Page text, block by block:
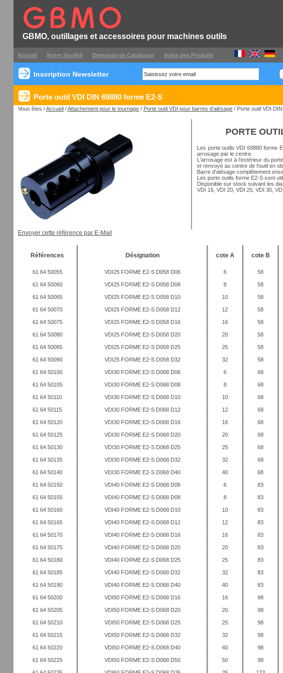
GBMO, outillages et accessoires pour machines outils
Accueil Notre Société Demande de Catalogue Index des Produits
Inscription Newsletter
Porte outil VDI DIN 69880 forme E2-S
Vous êtes /Accueil /Attachement pour le tournage / Porte outil VDI pour barres d’alésage / Porte outil VDI
PORTE
Les porte outils VDI 69880 forme
arrosage par le centre.
L'arrosage est à l'extérieur du
et renvoyé au centre de l'outil en
Barre d'alésage complètement
Les porte outils forme E2-S sont
Disponible sur stock suivant les
VDI 16, VDI 20, VDI 25, VDI 30,
Envoyer cette référence par E-Mail
Références Désignation cote A cote B
61 64 50055 VDI25 FORME E2-S D058 D06 6 58
61 64 50060 VDI25 FORME E2-S D058 D08 8 58
61 64 50065 VDI25 FORME E2-S D058 D10 10 58
61 64 50070 VDI25 FORME E2-S D058 D12 12 58
61 64 50075 VDI25 FORME E2-S D058 D16 16 58
61 64 50080 VDI25 FORME E2-S D058 D20 20 58
61 64 50085 VDI25 FORME E2-S D058 D25 25 58
61 64 50090 VDI25 FORME E2-S D058 D32 32 58
61 64 50100 VDI30 FORME E2-S D068 D06 6 68
61 64 50105 VDI30 FORME E2-S D068 D08 8 68
61 64 50110 VDI30 FORME E2-S D068 D10 10 68
61 64 50115 VDI30 FORME E2-S D068 D12 12 68
61 64 50120 VDI30 FORME E2-S D068 D16 16 68
61 64 50125 VDI30 FORME E2-S D068 D20 20 68
61 64 50130 VDI30 FORME E2-S D068 D25 25 68
61 64 50135 VDI30 FORME E2-S D068 D32 32 68
61 64 50140 VDI30 FORME E2-S D068 D40 40 68
61 64 50150 VDI40 FORME E2-S D068 D06 6 83
61 64 50155 VDI40 FORME E2-S D068 D08 8 83
61 64 50160 VDI40 FORME E2-S D068 D10 10 83
61 64 50165 VDI40 FORME E2-S D068 D12 12 83
61 64 50170 VDI40 FORME E2-S D068 D16 16 83
61 64 50175 VDI40 FORME E2-S D068 D20 20 83
61 64 50180 VDI40 FORME E2-S D068 D25 25 83
61 64 50185 VDI40 FORME E2-S D068 D32 32 83
61 64 50190 VDI40 FORME E2-S D068 D40 40 83
61 64 50200 VDI50 FORME E2-S D068 D16 16 98
61 64 50205 VDI50 FORME E2-S D068 D20 20 98
61 64 50210 VDI50 FORME E2-S D068 D25 25 98
61 64 50215 VDI50 FORME E2-S D068 D32 32 98
61 64 50220 VDI50 FORME E2-S D068 D40 40 98
61 64 50225 VDI50 FORME E2-S D068 D50 50 98